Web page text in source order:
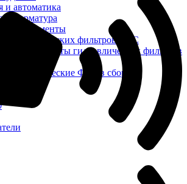
и автоматика
арматура
гидравлических фильтров ФГС
элементы гидравлических фильтров
гидравлические ФГС в сборе